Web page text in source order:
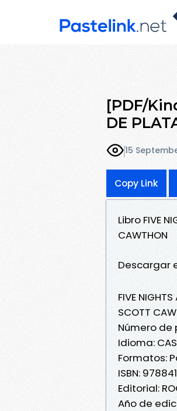
[PDF/
DE
15
Copy Link
Libro FIVE
CAWTHON
Descargar
FIVE
SCOTT
Número de
Idioma:
Formatos:
ISBN:
Editorial:
Año de